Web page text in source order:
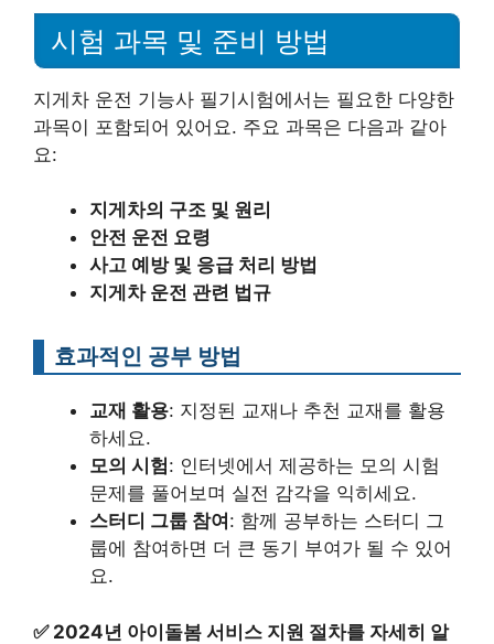
시험 과목 및 준비 방법
지게차 운전 기능사 필기시험에서는 필요한 다양한
과목이 포함되어 있어요. 주요 과목은 다음과 같아
요:
지게차의 구조 및 원리
안전 운전 요령
사고 예방 및 응급 처리 방법
지게차 운전 관련 법규
효과적인 공부 방법
교재 활용: 지정된 교재나 추천 교재를 활용
하세요.
모의 시험: 인터넷에서 제공하는 모의 시험
문제를 풀어보며 실전 감각을 익히세요.
스터디 그룹 참여 : 함께 공부하는 스터디 그
룹에 참여하면 더 큰 동기 부여가 될 수 있어
요.
✅ 2024년 아이돌봄 서비스 지원 절차를 자세히 알